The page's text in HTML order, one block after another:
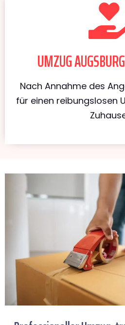
UMZUG
Nach Annahme des
für einen reibungslosen